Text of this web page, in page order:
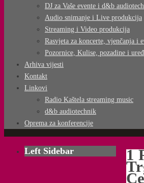
DJ za Vaše evente i d&b
Audio snimanje i Live produkcija
Streaming i Video produkcija
Rasvjeta za koncerte, vjenčanja i
Pozornice, Kulise, pozadine i
Arhiva vijesti
Kontakt
Linkovi
Radio Kaštela streaming music
d&b audiotechnik
Oprema za konferencije
1
Left Sidebar